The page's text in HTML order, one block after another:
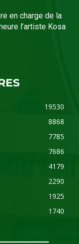
en charge de la
l’artiste Kosa
19530
8868
7785
7686
4179
2290
1925
1740